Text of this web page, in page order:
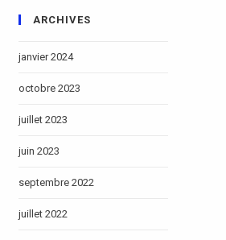
ARCHIVES
janvier 2024
octobre 2023
juillet 2023
juin 2023
septembre 2022
juillet 2022